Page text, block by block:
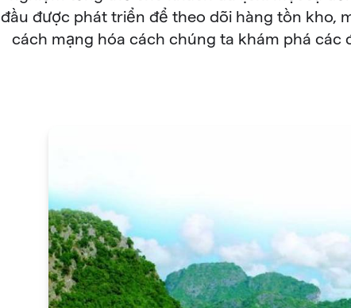
đầu được phát triển để theo dõi hàng tồn kho,
cách mạng hóa cách chúng ta khám phá